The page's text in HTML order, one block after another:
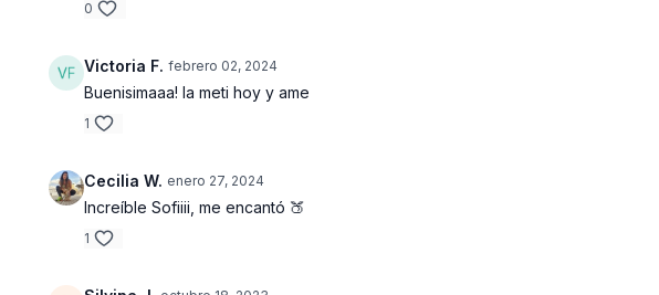
0
Victoria F. febrero 02, 2024
Buenisimaaa! la meti hoy y ame
1
Cecilia W. enero 27, 2024
Increíble Sofiiii, me encantó 🍑
1